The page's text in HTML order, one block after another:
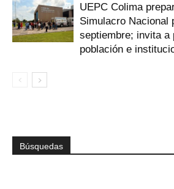
UEPC Colima
Simulacro Nacional
septiembre; invita a
población e
Búsquedas